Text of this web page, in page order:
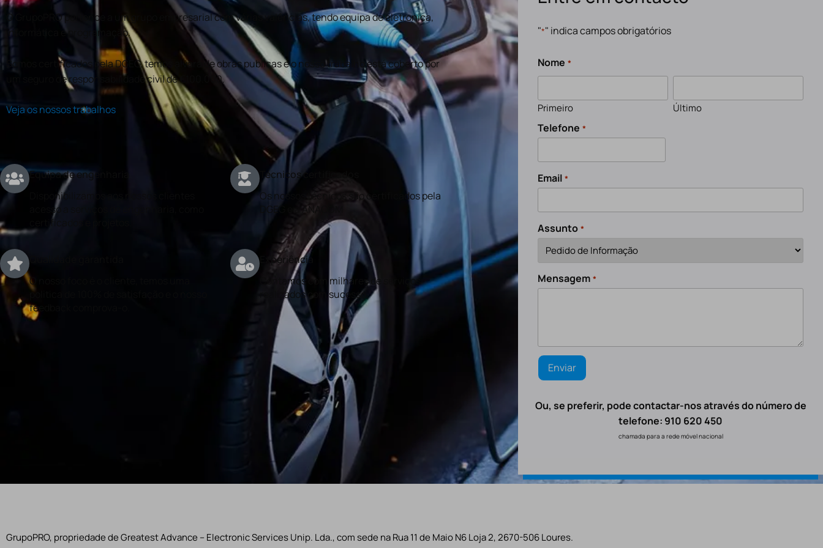
O GrupoPRO pertence a um grupo empresarial com várias valências, tendo equipa de eletronica,
informática e programação.
Somos certificados pela DGEG, temos alvará de obras publicas e o nosso trabalho está coberto por
um seguro de responsabilidade civil de €100.000.
Veja os nossos trabalhos
Equipa de engenharia
Disponibilizamos aos nossos clientes
acesso a serviços de engenharia, como
certificados e projetos.
Técnicos certificados
Os nossos técnicos são certificados pela
DGEG e a ANACOM
O nosso foco é o cliente, temos uma
politica de 100% de satisfação e o nosso
feedback comprova-o.
Experiência
Contamos com milhares de serviços
realizados com sucesso.
"*" indica campos obrigatórios
Nome *
Primeiro Último
Telefone *
Email *
Assunto *
Mensagem *
Ou, se preferir, pode contactar-nos através do número de
telefone: 910 620 450
chamada para a rede móvel nacional
GrupoPRO, propriedade de Greatest Advance – Electronic Services Unip. Lda., com sede na Rua 11 de Maio N6 Loja 2, 2670-506 Loures.